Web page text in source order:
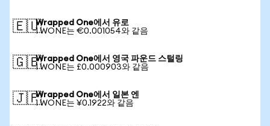
🇪🇺Wrapped One에서 유로
1 WONE는 €0.001054와 같음
🇬🇧Wrapped One에서 영국 파운드 스털링
1 WONE는 £0.000903와 같음
🇯🇵Wrapped One에서 일본 엔
1 WONE는 ¥0.1922와 같음